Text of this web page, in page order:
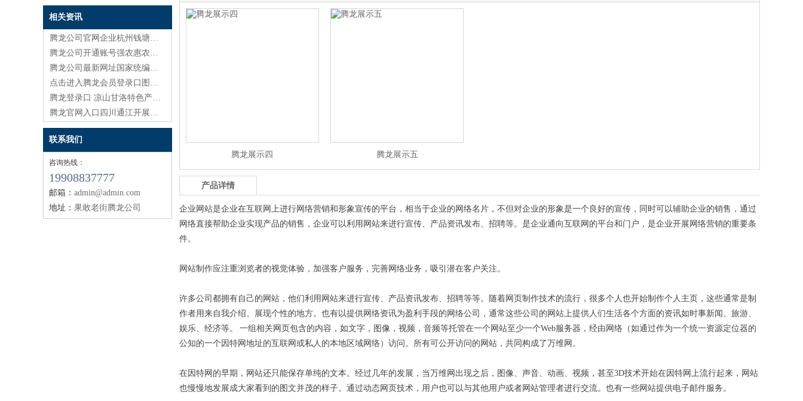
相关资讯
腾龙公司官网企业杭州钱塘（新）区产业高质量发展大会举行 奋力打造一流创新生态
腾龙公司开通账号强农惠农富农政策效能怎样进一步提高（政策问答·回应关切）
腾龙公司最新网址国家统编教材“种子教师”培训在贵师大举行
点击进入腾龙会员登录口图们市教育局召开全市中小学师德师风建设暨警示教育动员部署会
腾龙登录口 凉山甘洛特色产业成果展在蓉举办
腾龙官网入口四川通江开展红四方面军入川93周年活动
联系我们
咨询热线：
19908837777
邮箱： admin@admin.com
地址： 果敢老街腾龙公司
腾龙展示四 腾龙展示五
产品详情
企业网站是企业在互联网上进行网络营销和形象宣传的平台，相当于企业的网络名片，不但对企业的形象是一个良好的宣传，同时可以辅助企业的销售，通过
网络直接帮助企业实现产品的销售，企业可以利用网站来进行宣传、产品资讯发布、招聘等。是企业通向互联网的平台和门户，是企业开展网络营销的重要条
件。
网站制作应注重浏览者的视觉体验，加强客户服务，完善网络业务，吸引潜在客户关注。
许多公司都拥有自己的网站，他们利用网站来进行宣传、产品资讯发布、招聘等等。随着网页制作技术的流行，很多个人也开始制作个人主页，这些通常是制
作者用来自我介绍、展现个性的地方。也有以提供网络资讯为盈利手段的网络公司，通常这些公司的网站上提供人们生活各个方面的资讯如时事新闻、旅游、
娱乐、经济等。 一组相关网页包含的内容，如文字，图像，视频，音频等托管在一个网站至少一个Web服务器，经由网络（如通过作为一个统一资源定位器的
公知的一个因特网地址的互联网或私人的本地区域网络）访问。所有可公开访问的网站，共同构成了万维网。
在因特网的早期，网站还只能保存单纯的文本。经过几年的发展，当万维网出现之后，图像、声音、动画、视频，甚至3D技术开始在因特网上流行起来，网站
也慢慢地发展成大家看到的图文并茂的样子。通过动态网页技术，用户也可以与其他用户或者网站管理者进行交流。也有一些网站提供电子邮件服务。